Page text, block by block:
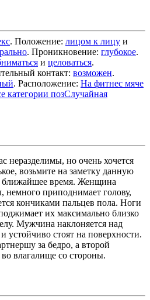
. Положение: лицом к лицу и
. Проникновение: глубокое.
и целоваться.
контакт: возможен.
. Расположение: На фитнес мяче
категории позСлучайная
неразделимы, но очень хочется
возьмите на заметку данную
ближайшее время. Женщина
немного приподнимает голову,
кончиками пальцев пола. Ноги
их максимально близко
Мужчина наклоняется над
устойчиво стоят на поверхности.
за бедро, а второй
влагалище со стороны.